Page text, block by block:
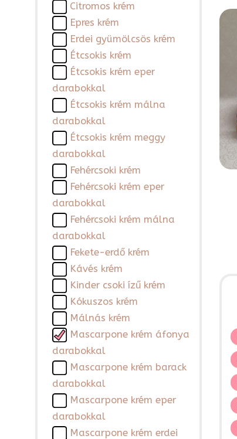
Citromos krém
Epres krém
Erdei gyümölcsös krém
Étcsokis krém
Étcsokis krém eper
darabokkal
Étcsokis krém málna
darabokkal
Étcsokis krém meggy
darabokkal
Fehércsoki krém
Fehércsoki krém eper
darabokkal
Fehércsoki krém málna
darabokkal
Fekete-erdő krém
Kávés krém
Kinder csoki ízű krém
Kókuszos krém
Málnás krém
Mascarpone krém áfonya
darabokkal
Mascarpone krém barack
darabokkal
Mascarpone krém eper
darabokkal
Mascarpone krém erdei